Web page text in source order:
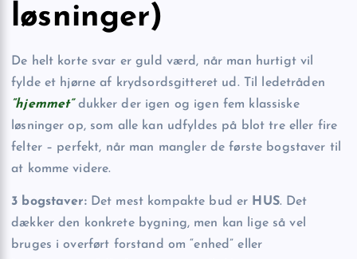
løsninger)
De helt korte svar er guld værd, når man hurtigt vil
fylde et hjørne af krydsords­gitteret ud. Til ledetråden
“hjemmet”dukker der igen og igen fem klassiske
løsninger op, som alle kan udfyldes på blot tre eller fire
felter – perfekt, når man mangler de første bogstaver til
at komme videre.
3 bogstaver:Det mest kompakte bud er HUS. Det
dækker den konkrete bygning, men kan lige så vel
bruges i overført forstand om “enhed” eller